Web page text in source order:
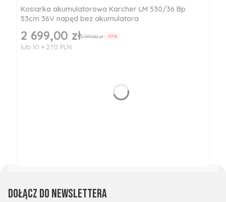
Kosiarka akumulatorowa Karcher LM 530/36 Bp
53cm 36V napęd bez akumulatora
Cena promocyjna
2 699,00 zł3 999,00 zł -33%
lub 10 × 270 PLN
Dołącz do newslettera